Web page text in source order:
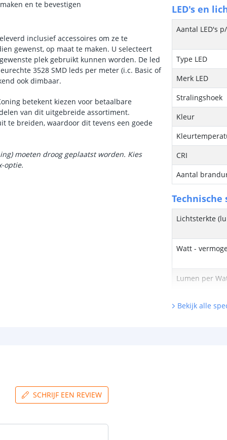
en te bevestigen
inclusief accessoires om ze te
gewenst, op maat te maken. U selecteert
plek gebruikt kunnen worden. De led
3528 SMD leds per meter (i.c. Basic of
ook dimbaar.
betekent kiezen voor betaalbare
van dit uitgebreide assortiment.
te breiden, waardoor dit tevens een goede
moeten droog geplaatst worden. Kies
-optie.
LED's en
Aantal LED's
Type LED
Merk LED
Stralingshoek
Kleur
CRI
Aantal
Lichtsterkte
Watt -
Lumen per
Watt per LED
Bekijk alle
SCHRIJF EEN REVIEW